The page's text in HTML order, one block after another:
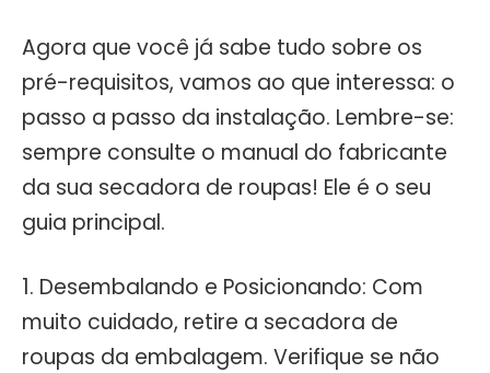
Agora que você já sabe tudo sobre os
pré-requisitos, vamos ao que interessa: o
passo a passo da instalação. Lembre-se:
sempre consulte o manual do fabricante
da sua secadora de roupas! Ele é o seu
guia principal.
1. Desembalando e Posicionando: Com
muito cuidado, retire a secadora de
roupas da embalagem. Verifique se não